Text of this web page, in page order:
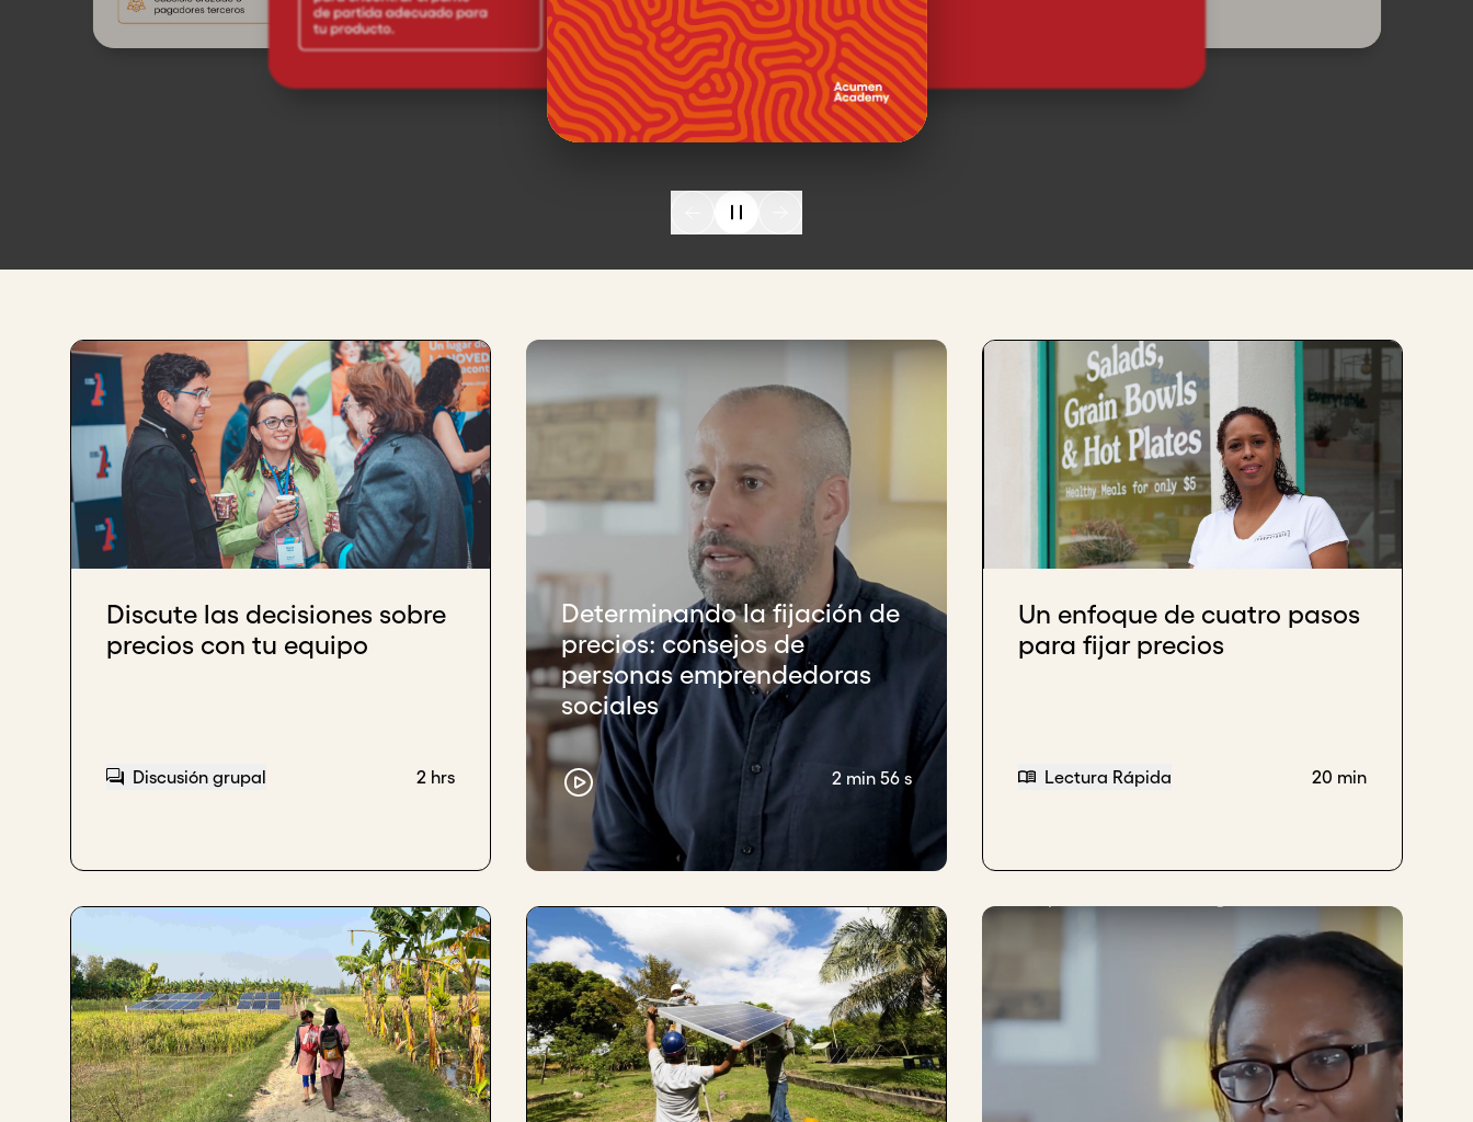
Discute las decisiones sobre
precios con tu equipo
Discusión grupal 2 hrs
Determinando la fijación de
precios: consejos de
personas emprendedoras
sociales
2 min 56 s
Un enfoque de cuatro pasos
para fijar precios
Lectura Rápida 20 min